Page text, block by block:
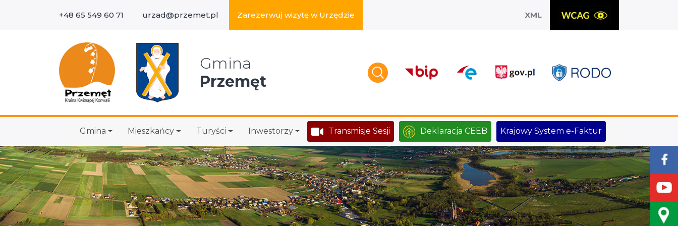
+48 65 549 60 71 urzad@przemet.pl Zarezerwuj wizytę w Urzędzie XML
Gmina
Przemęt
Gmina Mieszkańcy Turyści Inwestorzy Transmisje Sesji Deklaracja CEEB Krajowy System e-Faktur
Wyszukaj w serwisie